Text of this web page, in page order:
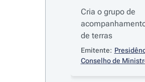
Cria o grupo de
de terras
Emitente:
Conselho de